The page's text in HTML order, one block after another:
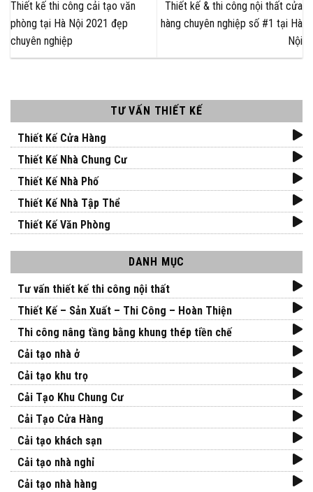
TƯ VẤN THIẾT KẾ
Thiết Kế Cửa Hàng
Thiết Kế Nhà Chung Cư
Thiết Kế Nhà Phố
Thiết Kế Nhà Tập Thể
Thiết Kế Văn Phòng
DANH MỤC
Tư vấn thiết kế thi công nội thất
Thiết Kế – Sản Xuất – Thi Công – Hoàn Thiện
Thi công nâng tầng bằng khung thép tiền chế
Cải tạo nhà ở
Cải tạo khu trọ
Cải Tạo Khu Chung Cư
Cải Tạo Cửa Hàng
Cải tạo khách sạn
Cải tạo nhà nghỉ
Cải tạo nhà hàng
Thiết kế thi công cải tạo văn
phòng tại Hà Nội 2021 đẹp
chuyên nghiệp
Thiết kế & thi công nội thất cửa
hàng chuyên nghiệp số #1 tại Hà
Nội